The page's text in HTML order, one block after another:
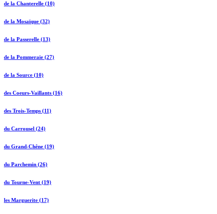
de la Chanterelle (10)
de la Mosaïque (32)
de la Passerelle (13)
de la Pommeraie (27)
de la Source (10)
des Coeurs-Vaillants (16)
des Trois-Temps (11)
du Carrousel (24)
du Grand-Chêne (19)
du Parchemin (26)
du Tourne-Vent (19)
les Marguerite (17)